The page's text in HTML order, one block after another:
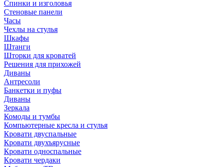
Спинки и изголовья
Стеновые панели
Часы
Чехлы на стулья
Шкафы
Штанги
Шторки для кроватей
Решения для прихожей
Диваны
Антресоли
Банкетки и пуфы
Диваны
Зеркала
Комоды и тумбы
Компьютерные кресла и стулья
Кровати двуспальные
Кровати двухъярусные
Кровати односпальные
Кровати чердаки